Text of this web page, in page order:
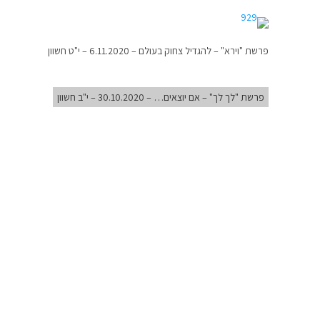
פרשת "וירא" – להגדיל צחוק בעולם – 6.11.2020 – י"ט חשוון
פרשת "לך לך" – אם יוצאים… – 30.10.2020 – י"ב חשוון